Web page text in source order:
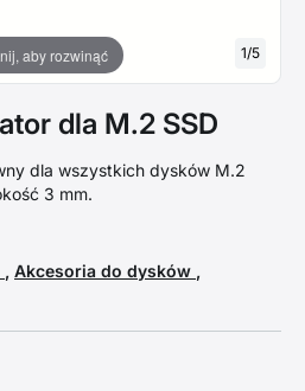
aby rozwinąć 1/5
dla M.2 SSD
dla wszystkich dysków M.2
3 mm.
, Akcesoria do dysków ,